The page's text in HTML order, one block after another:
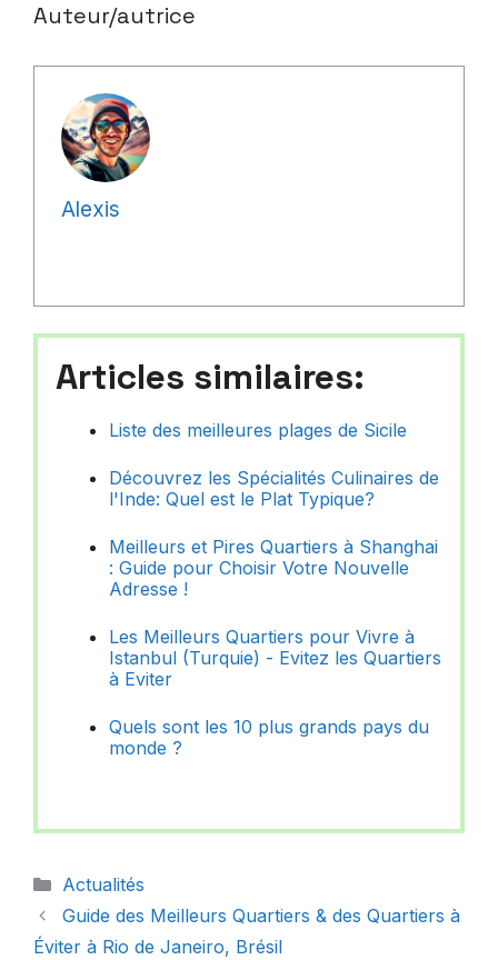
Auteur/autrice
Alexis
Articles similaires:
Liste des meilleures plages de Sicile
Découvrez les Spécialités Culinaires de
l'Inde: Quel est le Plat Typique?
Meilleurs et Pires Quartiers à Shanghai
: Guide pour Choisir Votre Nouvelle
Adresse !
Les Meilleurs Quartiers pour Vivre à
Istanbul (Turquie) - Evitez les Quartiers
à Eviter
Quels sont les 10 plus grands pays du
monde ?
Catégories
Actualités
Guide des Meilleurs Quartiers & des Quartiers à
Éviter à Rio de Janeiro, Brésil